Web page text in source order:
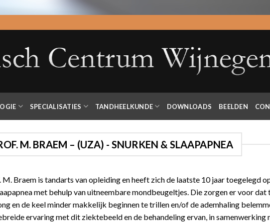
SPECIALISATIES TANDHEELKUNDE DOWNLOADS BEELDEN
M. BRAEM – (UZA) - SNURKEN & SLAAPAPNEA
M. Braem is tandarts van opleiding en heeft zich de laatste 10 jaar toegelegd
met behulp van uitneembare mondbeugeltjes. Die zorgen er voor dat
en de keel minder makkelijk beginnen te trillen en/of de ademhaling
ervaring met dit ziektebeeld en de behandeling ervan, in samenwerking